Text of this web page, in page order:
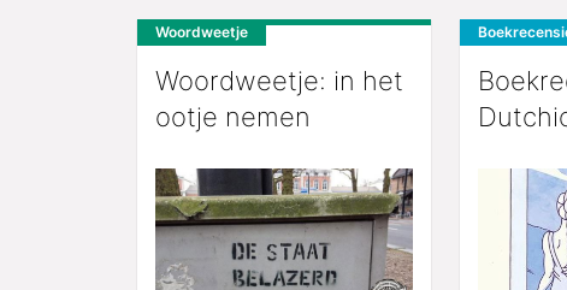
Woordweetje
Woordweetje: in het
ootje nemen